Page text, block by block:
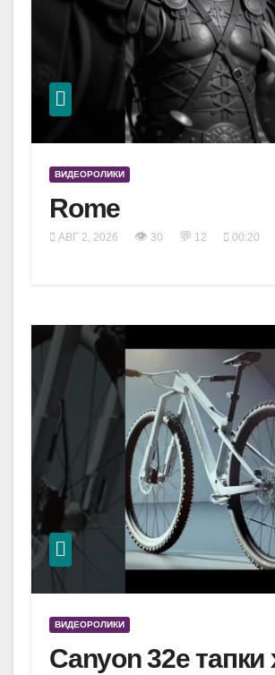
ВИДЕОРОЛИКИ
Rome
АВГ 2, 2026 👁 30 💬 12 00:20
ВИДЕОРОЛИКИ
Canyon 32e тапки